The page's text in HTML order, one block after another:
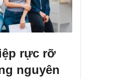
rực rỡ
nguyên